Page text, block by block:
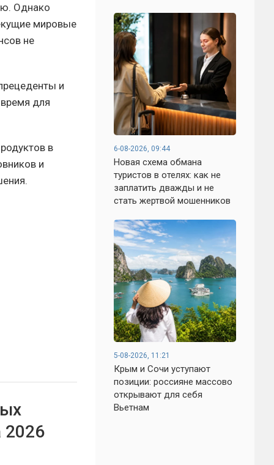
Однако
мировые
не
и
для
в
и
2026
6-08-2026, 09:44
Новая схема обмана
туристов в отелях: как не
заплатить дважды и не
стать жертвой мошенников
5-08-2026, 11:21
Крым и Сочи уступают
позиции: россияне массово
открывают для себя
Вьетнам